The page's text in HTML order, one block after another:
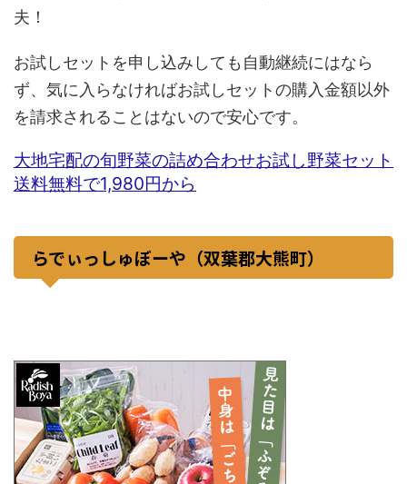
夫！
お試しセットを申し込みしても自動継続にはなら
ず、気に入らなければお試しセットの購入金額以外
を請求されることはないので安心です。
大地宅配の旬野菜の詰め合わせお試し野菜セット
送料無料で1,980円から
らでぃっしゅぼーや（双葉郡大熊町）